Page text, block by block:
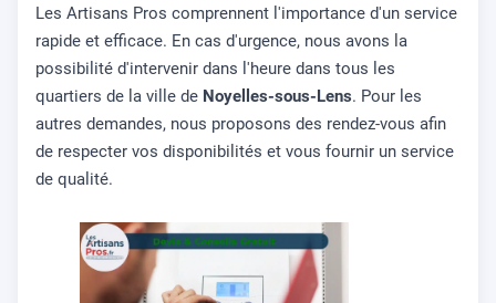
Les Artisans Pros comprennent l'importance d'un service
rapide et efficace. En cas d'urgence, nous avons la
possibilité d'intervenir dans l'heure dans tous les
quartiers de la ville de Noyelles-sous-Lens. Pour les
autres demandes, nous proposons des rendez-vous afin
de respecter vos disponibilités et vous fournir un service
de qualité.